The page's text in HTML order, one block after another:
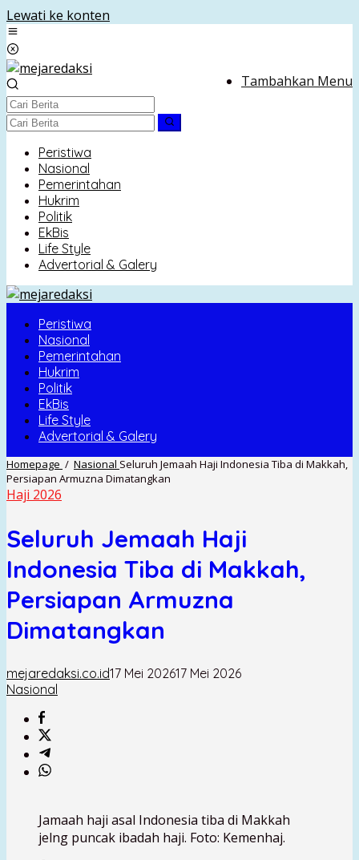
Lewati ke konten
Tambahkan Menu
Peristiwa
Nasional
Pemerintahan
Hukrim
Politik
EkBis
Life Style
Advertorial & Galery
Peristiwa
Nasional
Pemerintahan
Hukrim
Politik
EkBis
Life Style
Advertorial & Galery
Homepage / Nasional Seluruh Jemaah Haji Indonesia Tiba di Makkah,
Persiapan Armuzna Dimatangkan
Haji 2026
Seluruh Jemaah Haji
Indonesia Tiba di Makkah,
Persiapan Armuzna
Dimatangkan
mejaredaksi.co.id17 Mei 202617 Mei 2026
Nasional
Jamaah haji asal Indonesia tiba di Makkah
jelng puncak ibadah haji. Foto: Kemenhaj.